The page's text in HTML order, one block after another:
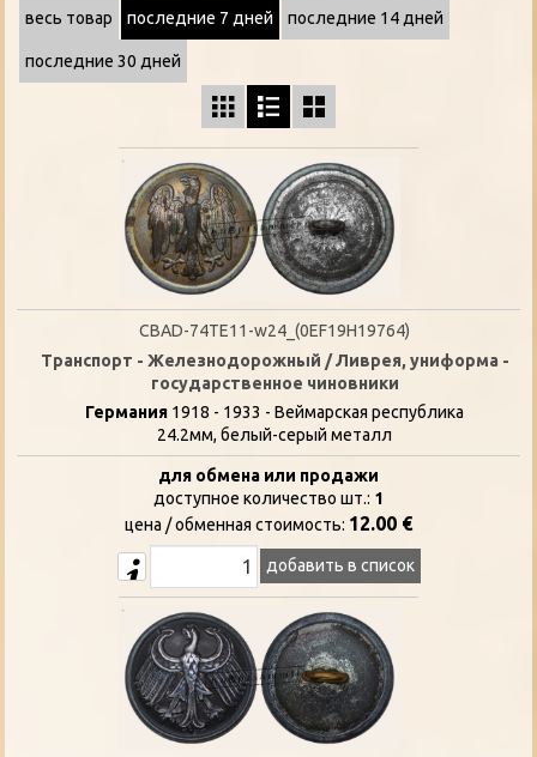
весь товар последние 7 дней последние 14 дней
последние 30 дней
  
CBAD-74TE11-w24_(0EF19H19764)
Транспорт - Железнодорожный / Ливрея, униформа -
государственное чиновники
Германия 1918 - 1933 - Веймарская республика
24.2мм, белый-серый металл
для обмена или продажи
доступное количество шт.: 1
цена / oбменная стоимость: 12.00 €
добавить в список